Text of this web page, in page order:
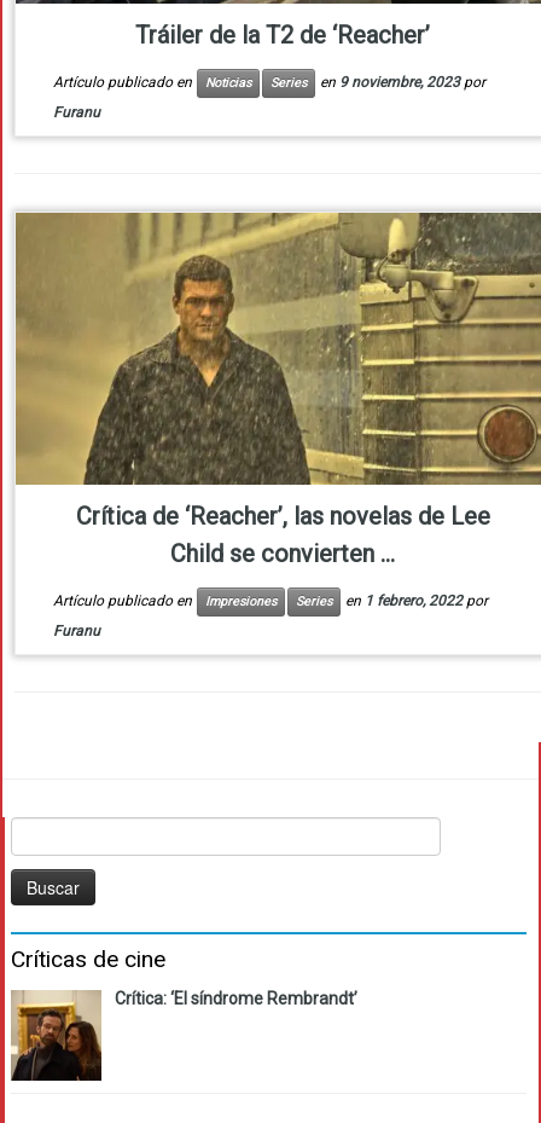
Tráiler de la T2 de ‘Reacher’
Artículo publicado en Noticias Series en 9 noviembre, 2023 por
Furanu
Crítica de ‘Reacher’, las novelas de Lee
Child se convierten ...
Artículo publicado en Impresiones Series en 1 febrero, 2022 por
Furanu
Críticas de cine
Crítica: ‘El síndrome Rembrandt’